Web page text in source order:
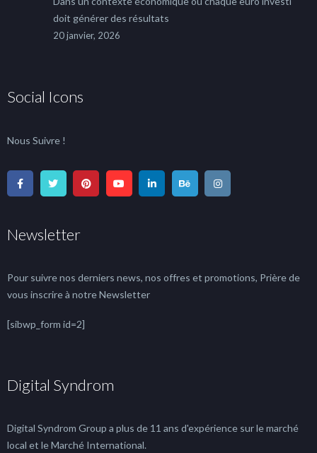
doit générer des résultats
20 janvier, 2026
Social Icons
Nous Suivre !
Newsletter
Pour suivre nos derniers news, nos offres et promotions, Prière de
vous inscrire à notre Newsletter
[sibwp_form id=2]
Digital Syndrom
Digital Syndrom Group a plus de 11 ans d'expérience sur le marché
local et le Marché International.